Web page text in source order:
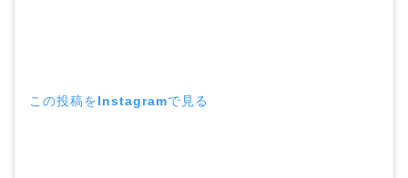
この投稿をInstagramで見る